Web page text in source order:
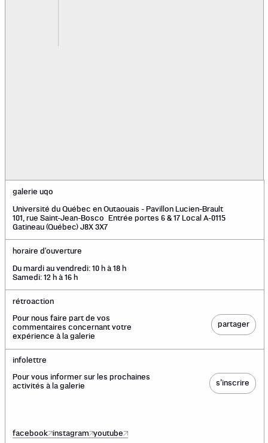
galerie uqo
Université du Québec en Outaouais - Pavillon Lucien-Brault
101, rue Saint-Jean-Bosco Entrée portes 6 & 17 Local A-0115
Gatineau (Québec) J8X 3X7
horaire d'ouverture
Du mardi au vendredi: 10 h à 18 h
Samedi: 12 h à 16 h
rétroaction
Pour nous faire part de vos
commentaires concernant votre
expérience à la galerie
partager
infolettre
Pour vous informer sur les prochaines
activités à la galerie
s’inscrire
facebook instagram youtube